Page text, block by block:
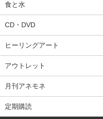
食と水
CD・DVD
ヒーリングアート
アウトレット
月刊アネモネ
定期購読